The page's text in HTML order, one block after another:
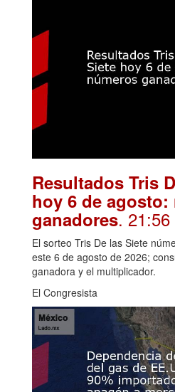
Resultados Tris
hoy 6 de agosto:
ganadores. 21:56
El sorteo Tris De las Siete
este 6 de agosto de 2026;
ganadora y el multiplicador.
El Congresista